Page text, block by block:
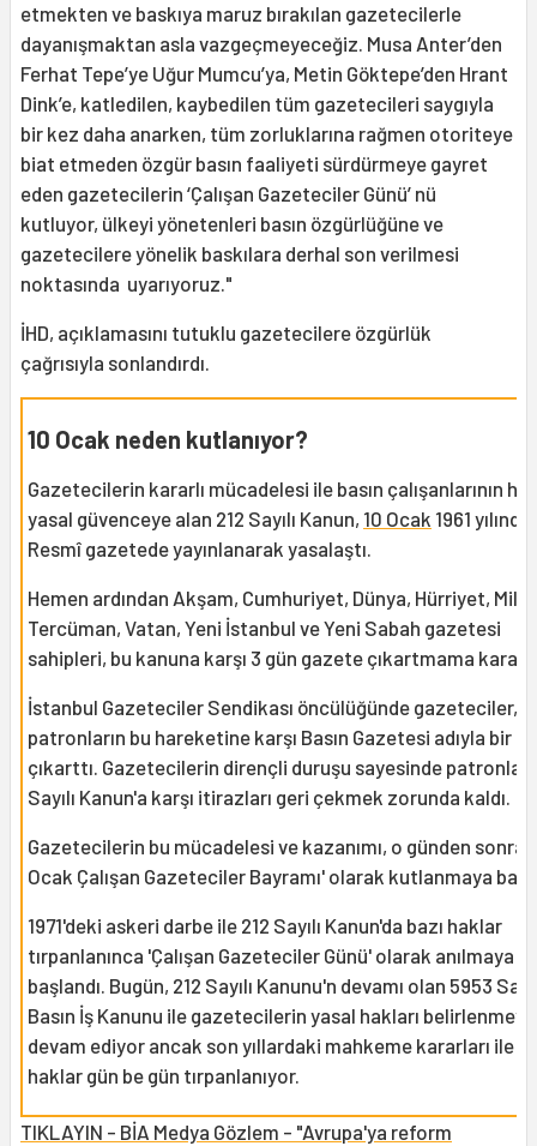
etmekten ve baskıya maruz bırakılan gazetecilerle
dayanışmaktan asla vazgeçmeyeceğiz. Musa Anter’den
Ferhat Tepe’ye Uğur Mumcu’ya, Metin Göktepe’den Hrant
Dink’e, katledilen, kaybedilen tüm gazetecileri saygıyla
bir kez daha anarken, tüm zorluklarına rağmen otoriteye
biat etmeden özgür basın faaliyeti sürdürmeye gayret
eden gazetecilerin ‘Çalışan Gazeteciler Günü’ nü
kutluyor, ülkeyi yönetenleri basın özgürlüğüne ve
gazetecilere yönelik baskılara derhal son verilmesi
noktasında uyarıyoruz."
İHD, açıklamasını tutuklu gazetecilere özgürlük
çağrısıyla sonlandırdı.
10 Ocak neden kutlanıyor?
Gazetecilerin kararlı mücadelesi ile basın çalışanlarının
yasal güvenceye alan 212 Sayılı Kanun, 10 Ocak 1961 yılında
Resmî gazetede yayınlanarak yasalaştı.
Hemen ardından Akşam, Cumhuriyet, Dünya, Hürriyet,
Tercüman, Vatan, Yeni İstanbul ve Yeni Sabah gazetesi
sahipleri, bu kanuna karşı 3 gün gazete çıkartmama kararı
İstanbul Gazeteciler Sendikası öncülüğünde gazeteciler,
patronların bu hareketine karşı Basın Gazetesi adıyla bir
çıkarttı. Gazetecilerin dirençli duruşu sayesinde patronlar
Sayılı Kanun'a karşı itirazları geri çekmek zorunda kaldı.
Gazetecilerin bu mücadelesi ve kazanımı, o günden sonra
Ocak Çalışan Gazeteciler Bayramı' olarak kutlanmaya
1971'deki askeri darbe ile 212 Sayılı Kanun'da bazı haklar
tırpanlanınca 'Çalışan Gazeteciler Günü' olarak anılmaya
başlandı. Bugün, 212 Sayılı Kanunu'n devamı olan 5953
Basın İş Kanunu ile gazetecilerin yasal hakları belirlenmeye
devam ediyor ancak son yıllardaki mahkeme kararları ile
haklar gün be gün tırpanlanıyor.
TIKLAYIN - BİA Medya Gözlem - "Avrupa'ya reform